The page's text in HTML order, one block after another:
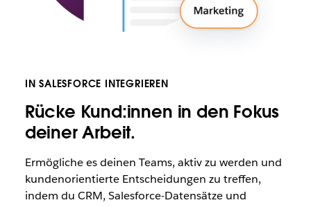
IN SALESFORCE INTEGRIEREN
Rücke Kund:innen in den Fokus
deiner Arbeit.
Ermögliche es deinen Teams, aktiv zu werden und
kundenorientierte Entscheidungen zu treffen,
indem du CRM, Salesforce-Datensätze und